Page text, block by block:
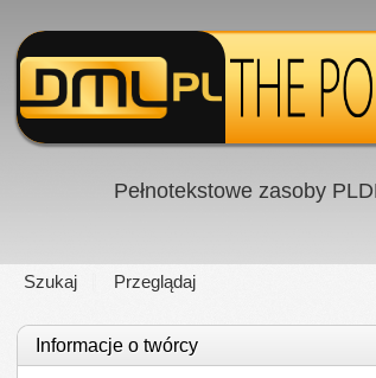
Pełnotekstowe zasoby
Szukaj Przeglądaj
Informacje o twórcy